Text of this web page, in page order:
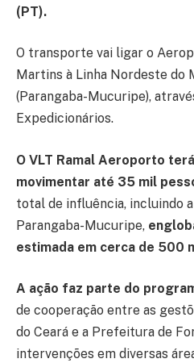
(PT).
O transporte vai ligar o
Martins à Linha Nordeste do
(Parangaba-Mucuripe),
Expedicionários.
O VLT Ramal Aeroporto
movimentar até 35 mil
total de influência, incluindo
Parangaba-Mucuripe,
estimada em cerca de 500
A ação faz parte do
de cooperação entre as
do Ceará e a Prefeitura de
intervenções em diversas